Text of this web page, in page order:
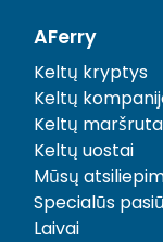
AFerry
Keltų kryptys
Keltų
Keltų
Keltų uostai
Mūsų
Specialūs
Laivai